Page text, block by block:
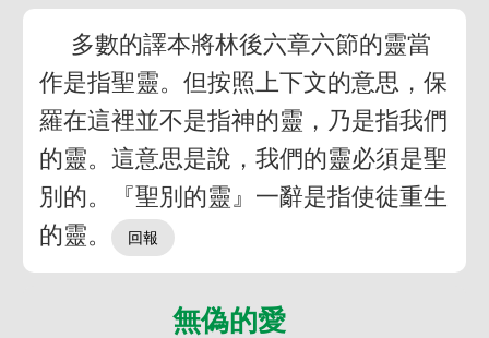
多數的譯本將林後六章六節的靈當
作是指聖靈。但按照上下文的意思，保
羅在這裡並不是指神的靈，乃是指我們
的靈。這意思是說，我們的靈必須是聖
別的。『聖別的靈』一辭是指使徒重生
的靈。
無偽的愛